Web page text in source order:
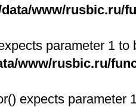
www/rusbic.ru/
parameter 1
www/rusbic.ru/
expects parameter